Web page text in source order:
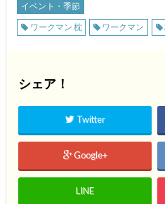
イベント・季節
ワークマン 枕
ワークマン
シェア！
Twitter
Google+
LINE